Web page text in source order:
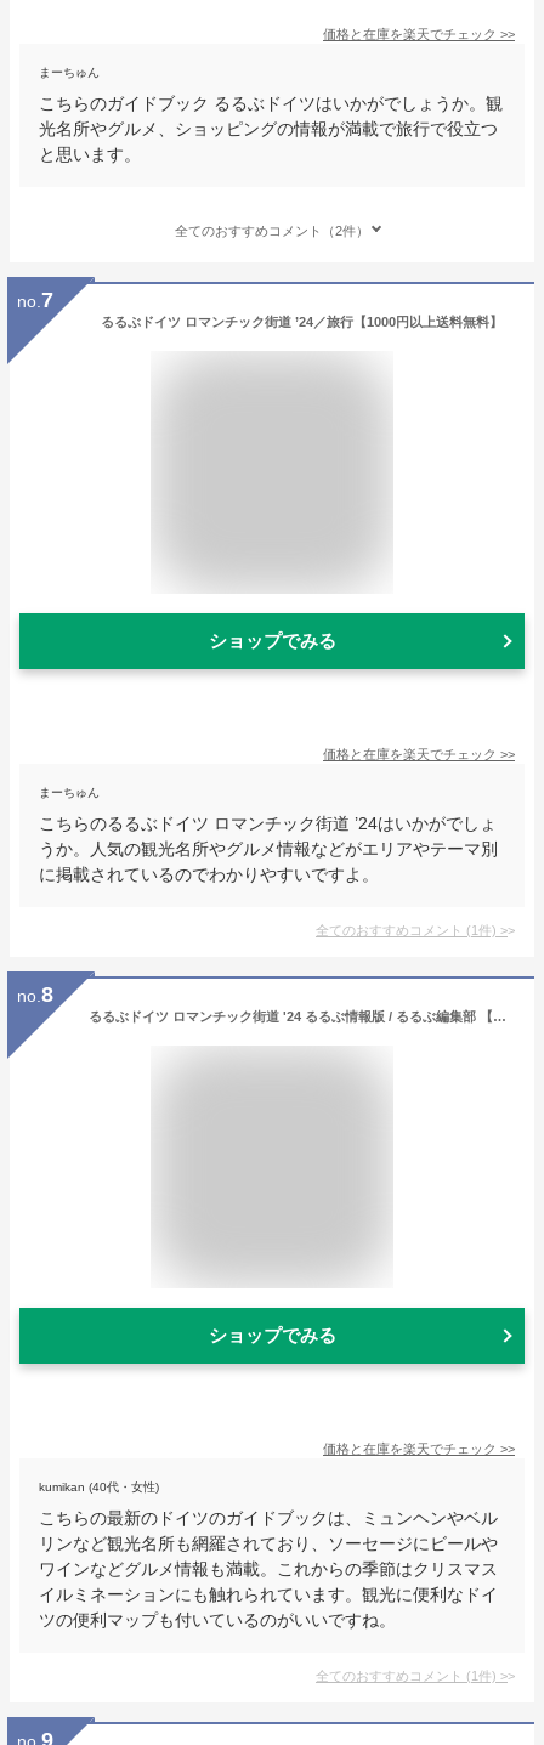
価格と在庫を楽天でチェック >>
まーちゅん
こちらのガイドブック るるぶドイツはいかがでしょうか。観
光名所やグルメ、ショッピングの情報が満載で旅行で役立つ
と思います。
全てのおすすめコメント（2件）
no. 7
るるぶドイツ ロマンチック街道 ’24／旅行【1000円以上送料無料】
ショップでみる
価格と在庫を楽天でチェック >>
まーちゅん
こちらのるるぶドイツ ロマンチック街道 ’24はいかがでしょ
うか。人気の観光名所やグルメ情報などがエリアやテーマ別
に掲載されているのでわかりやすいですよ。
全てのおすすめコメント (1件) >
no. 8
るるぶドイツ ロマンチック街道 '24 るるぶ情報版 / るるぶ編集部 【ムック】
ショップでみる
価格と在庫を楽天でチェック >>
kumikan (40代・女性)
こちらの最新のドイツのガイドブックは、ミュンヘンやベル
リンなど観光名所も網羅されており、ソーセージにビールや
ワインなどグルメ情報も満載。これからの季節はクリスマス
イルミネーションにも触れられています。観光に便利なドイ
ツの便利マップも付いているのがいいですね。
全てのおすすめコメント (1件) >
9